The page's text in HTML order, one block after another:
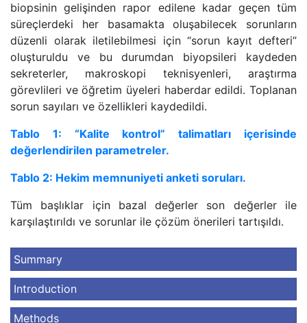
biopsinin gelişinden rapor edilene kadar geçen tüm
süreçlerdeki her basamakta oluşabilecek sorunların
düzenli olarak iletilebilmesi için “sorun kayıt defteri”
oluşturuldu ve bu durumdan biyopsileri kaydeden
sekreterler, makroskopi teknisyenleri, araştırma
görevlileri ve öğretim üyeleri haberdar edildi. Toplanan
sorun sayıları ve özellikleri kaydedildi.
Tablo 1: “Kalite kontrol” talimatları içerisinde
değerlendirilen parametreler.
Tablo 2: Hekim memnuniyeti anketi soruları.
Tüm başlıklar için bazal değerler son değerler ile
karşılaştırıldı ve sorunlar ile çözüm önerileri tartışıldı.
Summary
Introduction
Methods